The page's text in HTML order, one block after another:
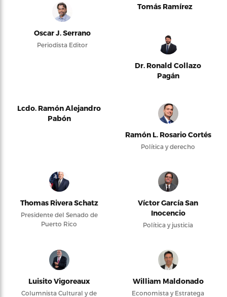
Oscar J. Serrano
Periodista Editor
Tomás Ramírez
Dr. Ronald Collazo
Pagán
Lcdo. Ramón Alejandro
Pabón
Ramón L. Rosario Cortés
Política y derecho
Thomas Rivera Schatz
Presidente del Senado de
Puerto Rico
Víctor García San
Inocencio
Política y justicia
Luisito Vigoreaux
Columnista Cultural y de
William Maldonado
Economista y Estratega